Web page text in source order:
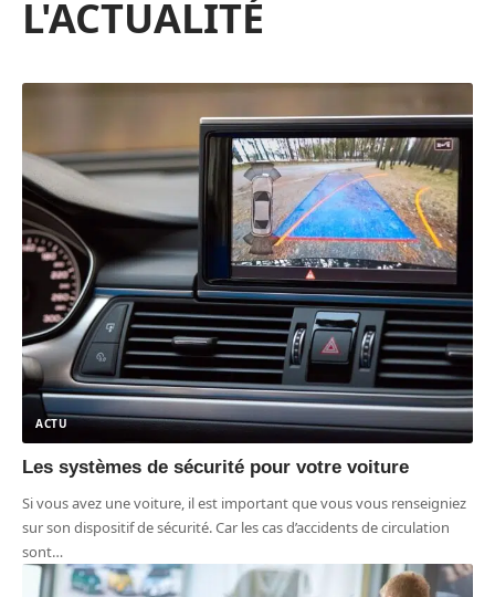
L'ACTUALITÉ
ACTU
Les systèmes de sécurité pour votre voiture
Si vous avez une voiture, il est important que vous vous renseigniez
sur son dispositif de sécurité. Car les cas d’accidents de circulation
sont…